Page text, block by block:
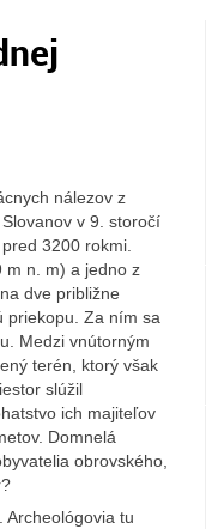
nálezov z
v 9. storočí
3200 rokmi.
m n. m) a jedno z
dve približne
priekopu. Za ním sa
Medzi vnútorným
terén, ktorý však
slúžil
ich majiteľov
Domnelá
obrovského,
Archeológovia tu